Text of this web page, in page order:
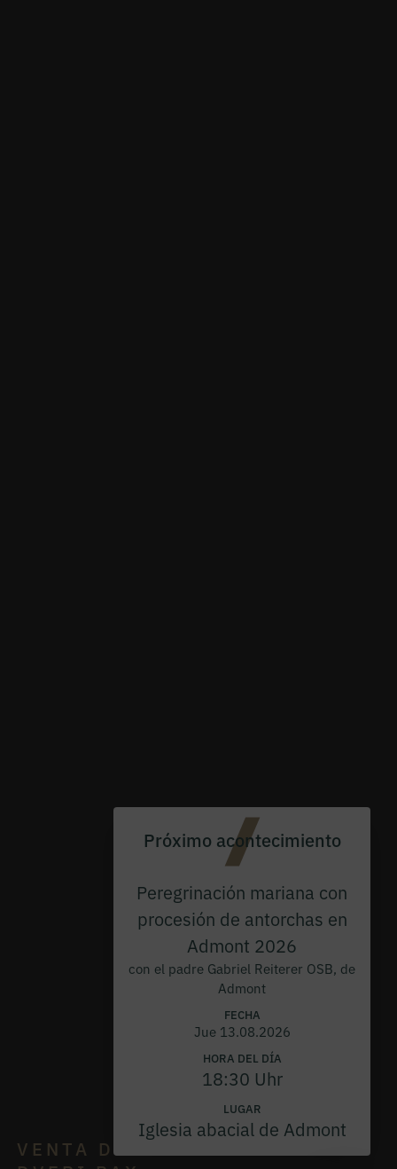
DVERI PAX
01
Peregrinación mariana con
procesión de antorchas en
Admont 2026
con el padre Gabriel Reiterer OSB, de
Admont
FECHA
Jue 13.08.2026
18:30 Uhr
LUGAR
Iglesia abacial de Admont